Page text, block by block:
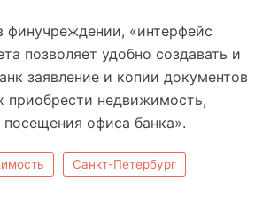
финучреждении, «интерфейс
позволяет удобно создавать и
заявление и копии документов
недвижимость,
посещения офиса банка».
Санкт-Петербург